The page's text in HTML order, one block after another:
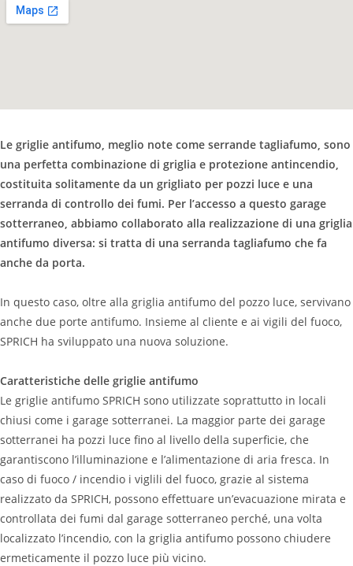
Le griglie antifumo, meglio note come serrande tagliafumo, sono
una perfetta combinazione di griglia e protezione antincendio,
costituita solitamente da un grigliato per pozzi luce e una
serranda di controllo dei fumi. Per l’accesso a questo garage
sotterraneo, abbiamo collaborato alla realizzazione di una griglia
antifumo diversa: si tratta di una serranda tagliafumo che fa
anche da porta.
In questo caso, oltre alla griglia antifumo del pozzo luce, servivano
anche due porte antifumo. Insieme al cliente e ai vigili del fuoco,
SPRICH ha sviluppato una nuova soluzione.
Caratteristiche delle griglie antifumo
Le griglie antifumo SPRICH sono utilizzate soprattutto in locali
chiusi come i garage sotterranei. La maggior parte dei garage
sotterranei ha pozzi luce fino al livello della superficie, che
garantiscono l’illuminazione e l’alimentazione di aria fresca. In
caso di fuoco / incendio i viglili del fuoco, grazie al sistema
realizzato da SPRICH, possono effettuare un’evacuazione mirata e
controllata dei fumi dal garage sotterraneo perché, una volta
localizzato l’incendio, con la griglia antifumo possono chiudere
ermeticamente il pozzo luce più vicino.